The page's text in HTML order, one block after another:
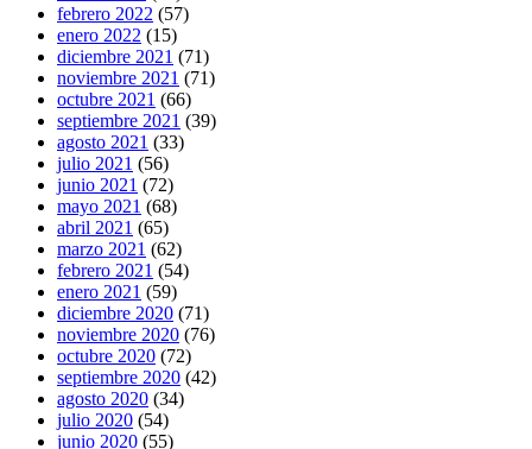
febrero 2022 (57)
enero 2022 (15)
diciembre 2021 (71)
noviembre 2021 (71)
octubre 2021 (66)
septiembre 2021 (39)
agosto 2021 (33)
julio 2021 (56)
junio 2021 (72)
mayo 2021 (68)
abril 2021 (65)
marzo 2021 (62)
febrero 2021 (54)
enero 2021 (59)
diciembre 2020 (71)
noviembre 2020 (76)
octubre 2020 (72)
septiembre 2020 (42)
agosto 2020 (34)
julio 2020 (54)
junio 2020 (55)